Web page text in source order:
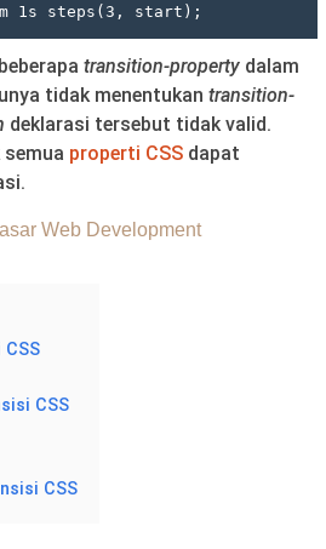
1s steps(3, start);
transition-property dalam
tidak menentukan transition-
deklarasi tersebut tidak valid.
properti CSS dapat
Web Development
CSS
CSS